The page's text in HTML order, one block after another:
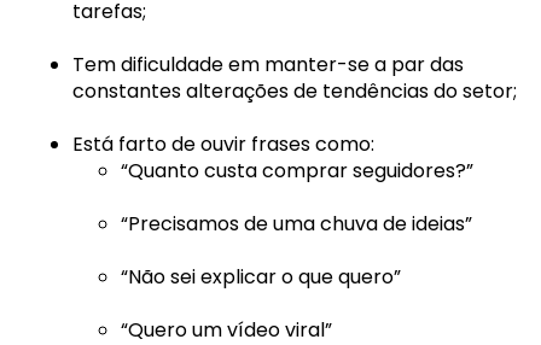
tarefas;
Tem dificuldade em manter-se a par das
constantes alterações de tendências do setor;
Está farto de ouvir frases como:
“Quanto custa comprar seguidores?”
“Precisamos de uma chuva de ideias”
“Não sei explicar o que quero”
“Quero um vídeo viral”